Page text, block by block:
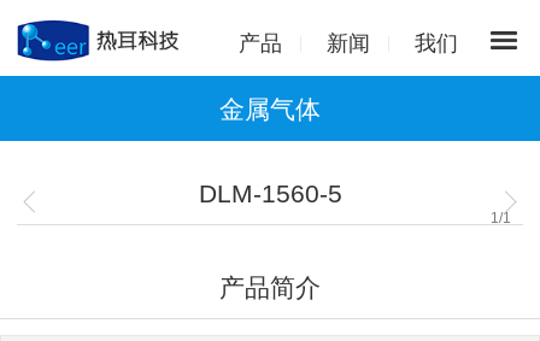
产品 新闻 我们
金属气体
DLM-1560-5
1 /1
产品简介